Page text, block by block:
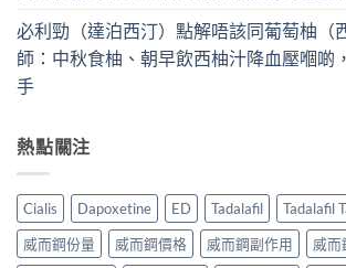
必利勁（達泊西汀）點解唔該同葡萄柚（
師：中秋食柚、朝早飲西柚汁降血壓嗰啲
手
熱點關注
Cialis Dapoxetine ED Tadalafil
Tadalafil
威而鋼份量
威而鋼價格 威而鋼副作用
威而